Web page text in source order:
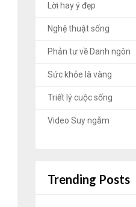
Lời hay ý đẹp
Nghệ thuật sống
Phản tư về Danh ngôn
Sức khỏe là vàng
Triết lý cuộc sống
Video Suy ngẫm
Trending Posts